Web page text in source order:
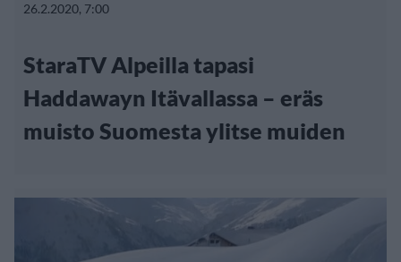
26.2.2020, 7:00
StaraTV Alpeilla tapasi
Haddawayn Itävallassa – eräs
muisto Suomesta ylitse muiden